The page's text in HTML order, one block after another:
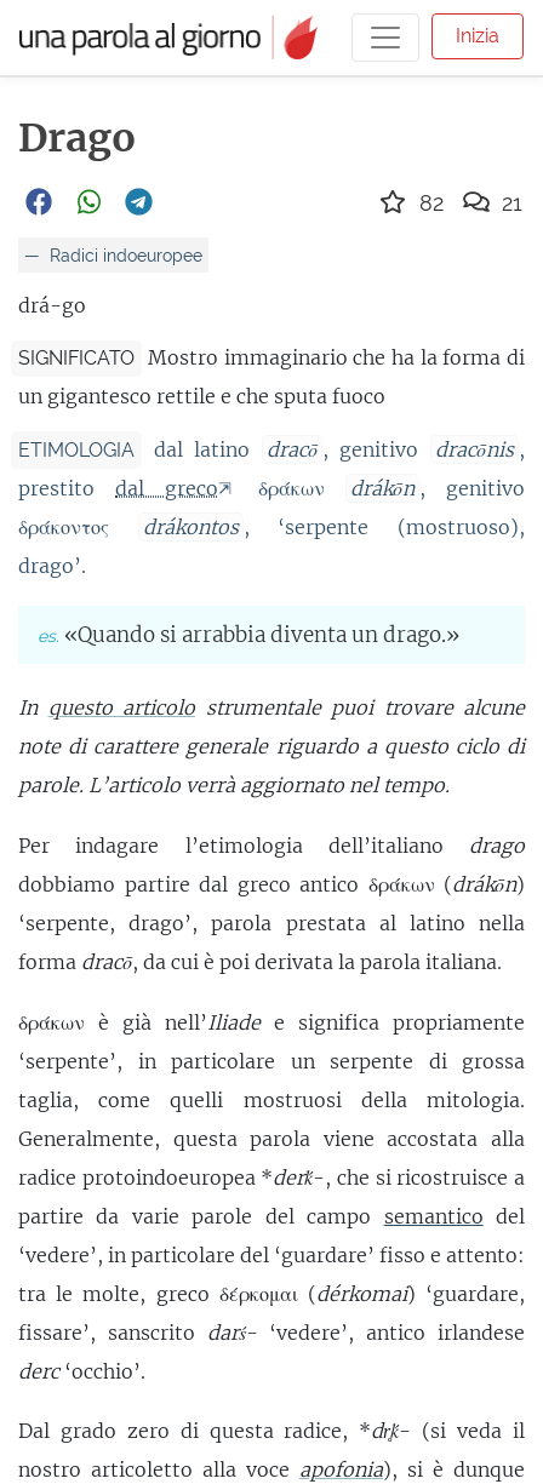
Inizia
Drago
Radici indoeuropee
drá-go
SIGNIFICATO Mostro immaginario che ha la forma di
un gigantesco rettile e che sputa fuoco
ETIMOLOGIA dal latino dracō , genitivo dracōnis ,
prestito dal greco δράκων drákōn , genitivo
δράκοντος
drákontos , ‘serpente (mostruoso),
drago’.
«Quando si arrabbia diventa un drago.»
In questo articolo strumentale puoi trovare alcune
note di carattere generale riguardo a questo ciclo di
parole. L’articolo verrà aggiornato nel tempo.
Per indagare l’etimologia dell’italiano drago
dobbiamo partire dal greco antico δράκων (drákōn)
‘serpente, drago’, parola prestata al latino nella
forma dracō, da cui è poi derivata la parola italiana.
δράκων è già nell’Iliadee significa propriamente
‘serpente’, in particolare un serpente di grossa
taglia, come quelli mostruosi della mitologia.
Generalmente, questa parola viene accostata alla
radice protoindoeuropea *derḱ-, che si ricostruisce a
partire da varie parole del campo semantico del
‘vedere’, in particolare del ‘guardare’ fisso e attento:
tra le molte, greco δέρκομαι (dérkomai) ‘guardare,
fissare’, sanscrito darś- ‘vedere’, antico irlandese
derc‘occhio’.
Dal grado zero di questa radice, *dr̥ḱ- (si veda il
nostro articoletto alla voce apofonia), si è dunque
82 21